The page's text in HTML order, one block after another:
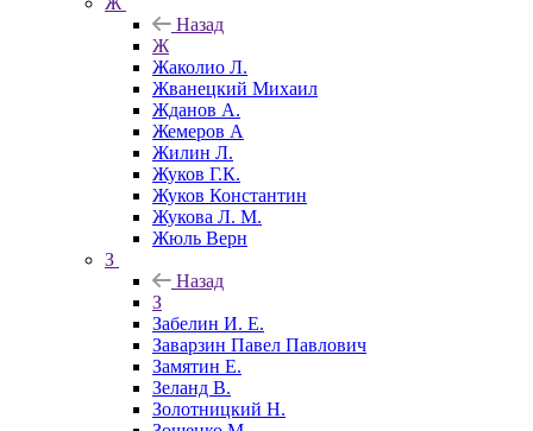
Назад
Ж
Жаколио Л.
Жванецкий Михаил
Жданов А.
Жемеров А
Жилин Л.
Жуков Г.К.
Жуков Константин
Жукова Л. М.
Жюль Верн
З
Назад
З
Забелин И. Е.
Заварзин Павел Павлович
Замятин Е.
Зеланд В.
Золотницкий Н.